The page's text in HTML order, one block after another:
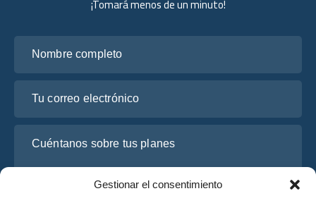
Gestionar el consentimiento
¡Tomará menos de un minuto!